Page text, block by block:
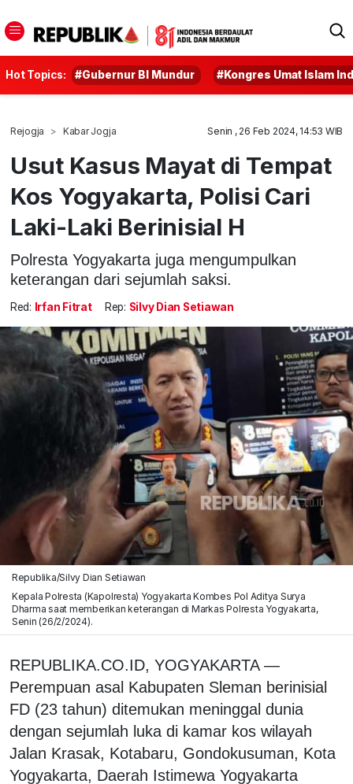
Hot Topics: #Gubernur BI Mundur #Kongres Umat Islam
Rejogja Kabar Jogja Senin , 26 Feb 2024, 14:53 WIB
Usut Kasus Mayat di Tempat
Kos Yogyakarta, Polisi Cari
Laki-Laki Berinisial H
Polresta Yogyakarta juga mengumpulkan
keterangan dari sejumlah saksi.
Red: Irfan Fitrat Rep: Silvy Dian Setiawan
Republika/Silvy Dian Setiawan
Kepala Polresta (Kapolresta) Yogyakarta Kombes Pol Aditya Surya
Dharma saat memberikan keterangan di Markas Polresta Yogyakarta,
Senin (26/2/2024).
REPUBLIKA.CO.ID, YOGYAKARTA —
Perempuan asal Kabupaten Sleman berinisial
FD (23 tahun) ditemukan meninggal dunia
dengan sejumlah luka di kamar kos wilayah
Jalan Krasak, Kotabaru, Gondokusuman, Kota
Yogyakarta, Daerah Istimewa Yogyakarta